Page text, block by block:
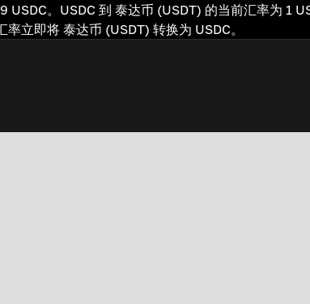
。USDC 到 泰达币 (USDT) 的当前汇率为 1
立即将 泰达币 (USDT) 转换为 USDC。